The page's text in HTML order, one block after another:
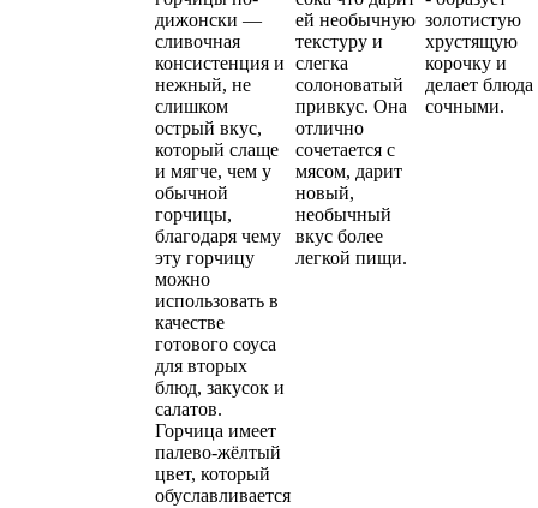
дижонски —
сливочная
консистенция и
нежный, не
слишком
острый вкус,
который слаще
и мягче, чем у
обычной
горчицы,
благодаря чему
эту горчицу
можно
использовать в
качестве
готового соуса
для вторых
блюд, закусок и
салатов.
Горчица имеет
палево-жёлтый
цвет, который
обуславливается
ей необычную
текстуру и
слегка
солоноватый
привкус. Она
отлично
сочетается с
мясом, дарит
новый,
необычный
вкус более
легкой пищи.
золотистую
хрустящую
корочку и
делает блюда
сочными.